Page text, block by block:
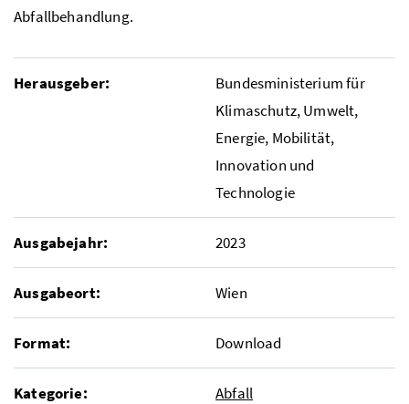
Abfallbehandlung.
Herausgeber:
Bundesministerium für
Klimaschutz, Umwelt,
Energie, Mobilität,
Innovation und
Technologie
Ausgabejahr: 2023
Ausgabeort: Wien
Format: Download
Kategorie: Abfall